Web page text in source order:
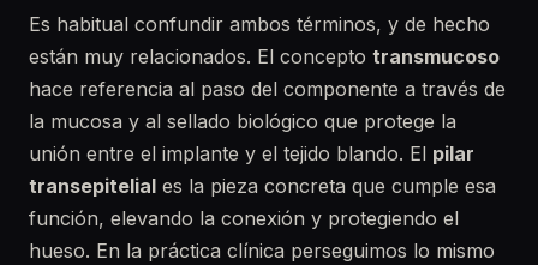
Es habitual confundir ambos términos, y de hecho
están muy relacionados. El concepto transmucoso
hace referencia al paso del componente a través de
la mucosa y al sellado biológico que protege la
unión entre el implante y el tejido blando. El pilar
transepitelial es la pieza concreta que cumple esa
función, elevando la conexión y protegiendo el
hueso. En la práctica clínica perseguimos lo mismo